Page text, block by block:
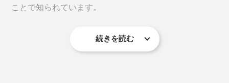
実際の商品は、1点ずつのポーションにロゴはついていません
男女問わず、「元気に動ける」「疲れにくい」「肌ツヤ
が見違えた」etc.…、うれしい声が続々届いているそ
ことで知られています。
環境がまったく違うため、日本での栽培は不可能と考え
続きを読む